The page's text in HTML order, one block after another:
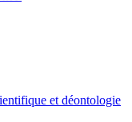
et déontologie